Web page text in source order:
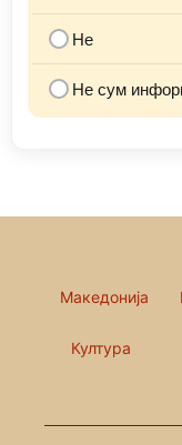
Не
Не сум
Македонија
Култура